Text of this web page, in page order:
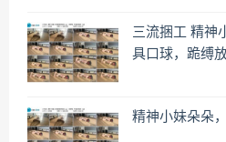
三流捆工 精神
具口球，跪缚
精神小妹朵朵